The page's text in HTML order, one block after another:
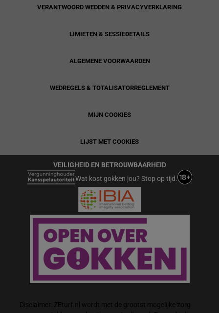
VERANTWOORD WEDDEN & PRIVACYVERKLARING
LIMIETEN & SESSIEDETAILS
ALGEMENE VOORWAARDEN
WEDREGELS & TOTALISATORREGLEMENT
MIJN COOKIES
LIJST MET COOKIES
VEILIGHEID EN BETROUWBAARHEID
Wat kost gokken jou? Stop op tijd.
Disclaimer: ZEturf.nl wordt met de grootst mogelijke zorg